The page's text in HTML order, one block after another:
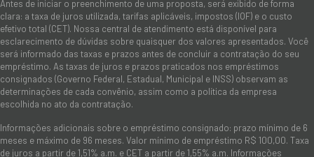
Antes de iniciar o preenchimento de uma proposta, será exibido de forma
clara: a taxa de juros utilizada, tarifas aplicáveis, impostos (IOF) e o custo
efetivo total (CET). Nossa central de atendimento está disponível para
esclarecimento de dúvidas sobre quaisquer dos valores apresentados. Você
será informado das taxas e prazos antes de concluir a contratação do seu
empréstimo. As taxas de juros e prazos praticados nos empréstimos
consignados (Governo Federal, Estadual, Municipal e INSS) observam as
determinações de cada convênio, assim como a política da empresa
escolhida no ato da contratação.
Informações adicionais sobre o empréstimo consignado: prazo mínimo de 6
meses e máximo de 96 meses. Valor mínimo de empréstimo R$ 100,00. Taxa
de juros a partir de 1,51% a.m. e CET a partir de 1,55% a.m. Informações